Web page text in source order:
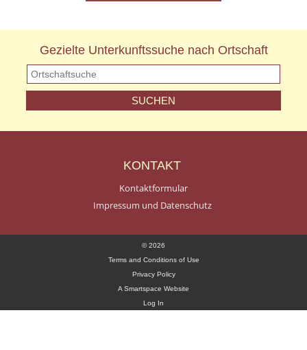
Gezielte Unterkunftssuche nach Ortschaft
KONTAKT
Kontaktformular
Impressum und Datenschutz
© 2026
Terms and Conditions of Use
Privacy Policy
A Smartspace Website
Log In